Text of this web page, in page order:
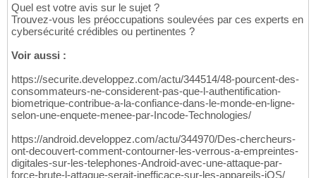
Quel est votre avis sur le sujet ?
Trouvez-vous les préoccupations soulevées par ces experts en
cybersécurité crédibles ou pertinentes ?
Voir aussi :
https://securite.developpez.com/actu/344514/48-pourcent-des-
consommateurs-ne-considerent-pas-que-l-authentification-
biometrique-contribue-a-la-confiance-dans-le-monde-en-ligne-
selon-une-enquete-menee-par-Incode-Technologies/
https://android.developpez.com/actu/344970/Des-chercheurs-
ont-decouvert-comment-contourner-les-verrous-a-empreintes-
digitales-sur-les-telephones-Android-avec-une-attaque-par-
force-brute-l-attaque-serait-inefficace-sur-les-appareils-iOS/